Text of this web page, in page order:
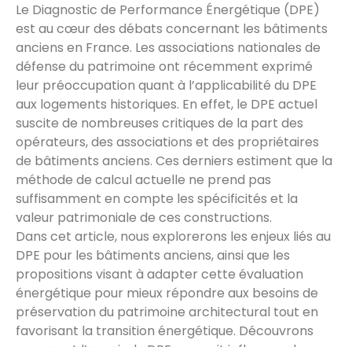
Le Diagnostic de Performance Énergétique (DPE)
est au cœur des débats concernant les bâtiments
anciens en France. Les associations nationales de
défense du patrimoine ont récemment exprimé
leur préoccupation quant à l’applicabilité du DPE
aux logements historiques. En effet, le DPE actuel
suscite de nombreuses critiques de la part des
opérateurs, des associations et des propriétaires
de bâtiments anciens. Ces derniers estiment que la
méthode de calcul actuelle ne prend pas
suffisamment en compte les spécificités et la
valeur patrimoniale de ces constructions.
Dans cet article, nous explorerons les enjeux liés au
DPE pour les bâtiments anciens, ainsi que les
propositions visant à adapter cette évaluation
énergétique pour mieux répondre aux besoins de
préservation du patrimoine architectural tout en
favorisant la transition énergétique. Découvrons